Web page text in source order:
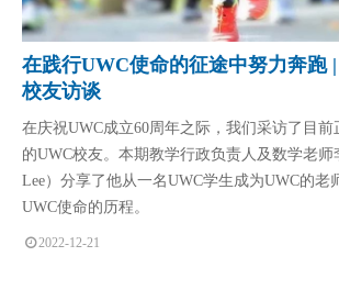
在践行UWC使命的征途中努力奔跑
校友访谈
在庆祝UWC成立60周年之际，我们采访了目前
的UWC校友。本期教学行政负责人及数学老师
Lee）分享了他从一名UWC学生成为UWC的老
UWC使命的历程。
2022-12-21